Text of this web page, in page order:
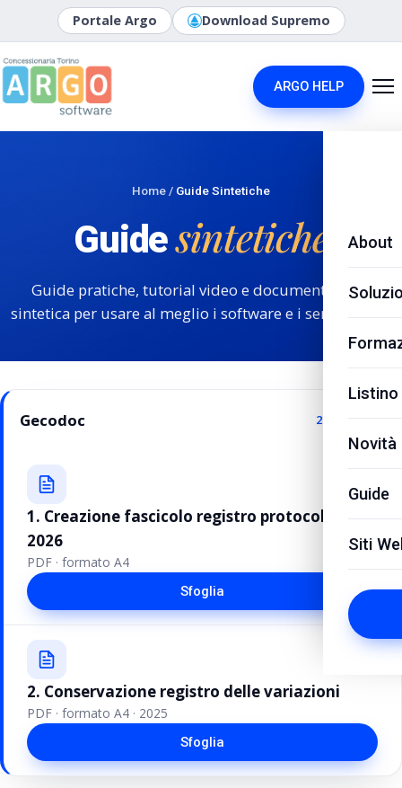
Portale Argo Download Supremo
ARGO HELP
About
Listino
Novità
Guide
Siti
Home / Guide Sintetiche
Guidesintetiche
Guide pratiche, tutorial video e documentazione
sintetica per usare al meglio i software e i servizi Argo.
Gecodoc 2 guide
1. Creazione fascicolo registro protocollo
2026
PDF · formato A4
Sfoglia
2. Conservazione registro delle variazioni
PDF · formato A4 · 2025
Sfoglia